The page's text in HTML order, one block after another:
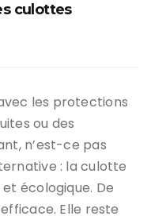
culottes
les protections
ou des
n’est-ce pas
: la culotte
écologique. De
Elle reste